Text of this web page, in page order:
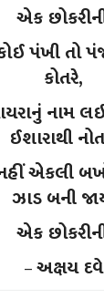
એક
પંખી તો
કોતરે,
નામ
ઈશારાથી
એકલી
ઝાડ બની
એક
–અક્ષય દવે